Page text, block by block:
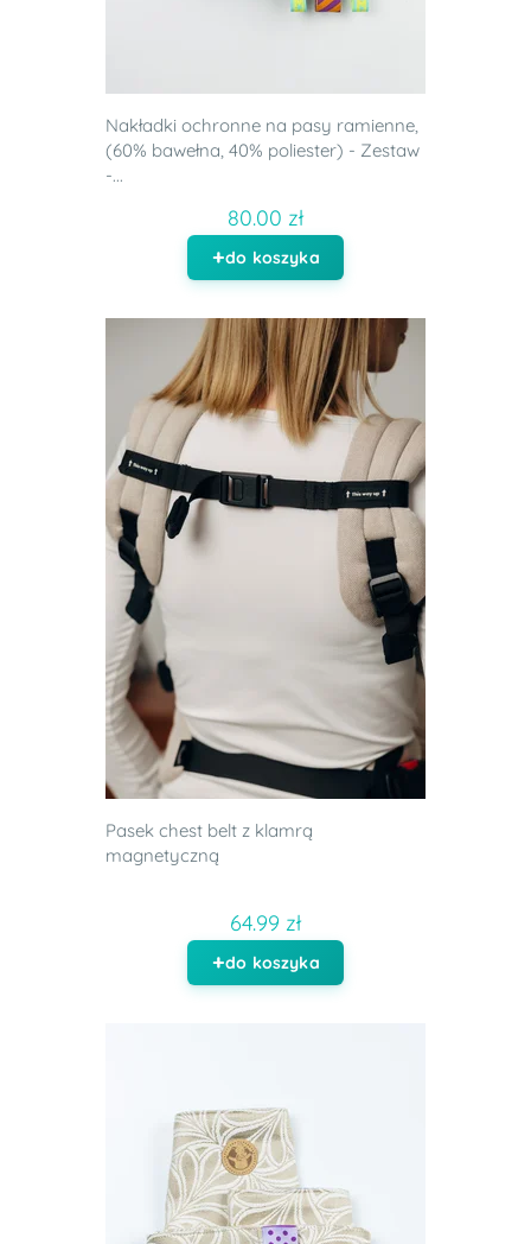
Nakładki ochronne na pasy ramienne,
(60% bawełna, 40% poliester) - Zestaw
-...
80.00 zł
do koszyka
Pasek chest belt z klamrą
magnetyczną
64.99 zł
do koszyka